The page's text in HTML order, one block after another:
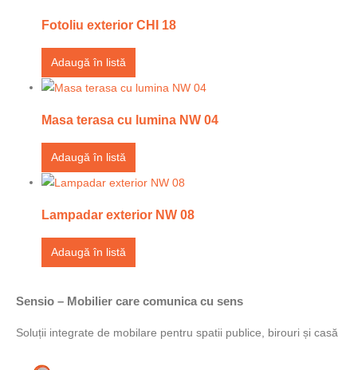
Fotoliu exterior CHI 18
Adaugă în listă
Masa terasa cu lumina NW 04
Adaugă în listă
Lampadar exterior NW 08
Adaugă în listă
Sensio – Mobilier care comunica cu sens
Soluții integrate de mobilare pentru spatii publice, birouri și casă.